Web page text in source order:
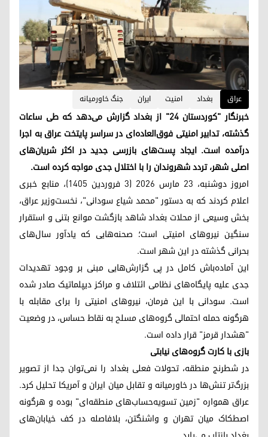
عراق بغداد امنیت ایران جنگ خاورمیانە
خبرنگار "کوردستان ۲۴" از بغداد گزارش می‌دهد که طی ساعات
گذشته، تدابیر امنیتی فوق‌العاده‌ای در سراسر پایتخت عراق به اجرا
درآمده است. ایجاد پست‌های بازرسی جدید در اکثر شریان‌های
اصلی شهر، تردد شهروندان را با اختلال جدی مواجه کرده است.
امروز دوشنبه، ۲۳ مارس ۲۰۲۶ (۳ فروردین ۱۴۰۵)، منابع خبری
اعلام کردند که به دستور "محمد شیاع سودانی"، نخست‌وزیر عراق،
بخش وسیعی از محلات بغداد شاهد بازگشت موانع بتنی و استقرار
سنگین نیروهای امنیتی است؛ صحنه‌هایی که یادآور سال‌های
بحرانی گذشته در این شهر است.
این آماده‌باش کامل در پی گزارش‌هایی مبنی بر وجود تهدیدات
جدی علیه پایگاه‌های نظامی ائتلاف و مراکز دیپلماتیک صادر شده
است. سودانی با این فرمان، نیروهای امنیتی را برای مقابله با
هرگونه حمله احتمالی گروه‌های مسلح به نقاط حساس، در وضعیت
"هشدار قرمز" قرار داده است.
بازی با کارت گروه‌های نیابتی
در شطرنج منطقه، تحولات فعلی بغداد را نمی‌توان جدا از تصویر
بزرگ‌تر تنش‌ها در خاورمیانه و تقابل میان ایران و آمریکا تحلیل کرد.
عراق همواره "زمین تسویه‌حساب‌های منطقه‌ای" بوده و هرگونه
اصطکاک میان تهران و واشنگتن، بلافاصله در کف خیابان‌های